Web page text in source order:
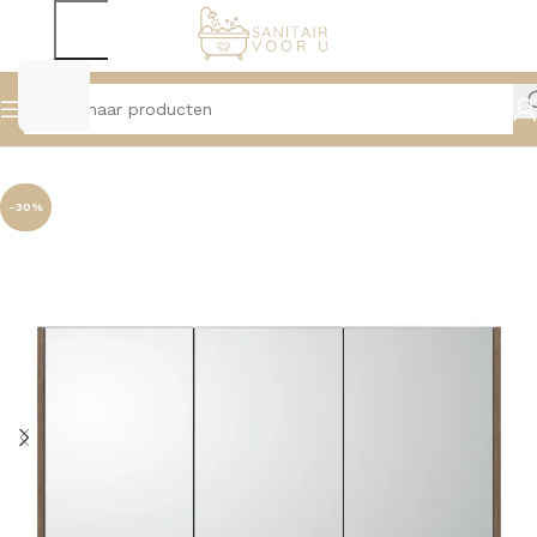
Home Badmeubelen Spiegelkasten
-30%